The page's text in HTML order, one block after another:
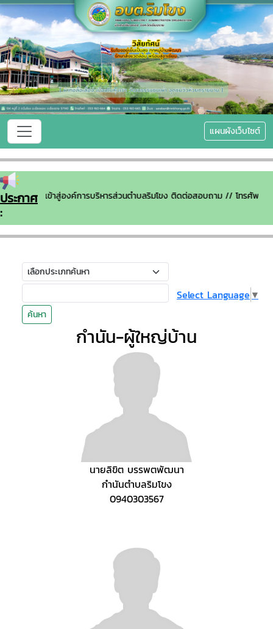
แผนผังเว็บไซต์
ประกาศ
:
ต้อนรับเข้าสู่องค์การบริหารส่วนตำบลริมโขง ติดต่อสอบถาม // โทรศัพท์
ค้นหา
Select Language ▼
กำนัน-ผู้ใหญ่บ้าน
นายลิขิต บรรพตพัฒนา
กำนันตำบลริมโขง
0940303567